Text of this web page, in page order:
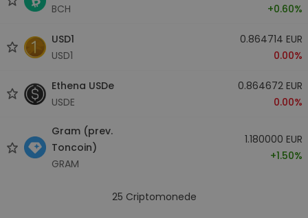
BCH
+0.60%
USD1
USD1
0.864714 EUR
0.00%
Ethena USDe
USDE
0.864672 EUR
0.00%
Gram (prev.
Toncoin)
GRAM
1.180000 EUR
+1.50%
25 Criptomonede